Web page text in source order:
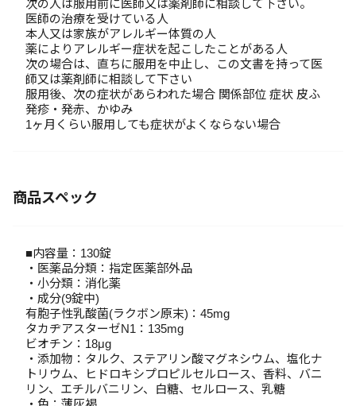
次の人は服用前に医師又は薬剤師に相談して下さい。
医師の治療を受けている人
本人又は家族がアレルギー体質の人
薬によりアレルギー症状を起こしたことがある人
次の場合は、直ちに服用を中止し、この文書を持って医
師又は薬剤師に相談して下さい
服用後、次の症状があらわれた場合 関係部位 症状 皮ふ
発疹・発赤、かゆみ
1ヶ月くらい服用しても症状がよくならない場合
商品スペック
■内容量：130錠
・医薬品分類：指定医薬部外品
・小分類：消化薬
・成分(9錠中)
有胞子性乳酸菌(ラクボン原末)：45mg
タカヂアスターゼN1：135mg
ビオチン：18μg
・添加物：タルク、ステアリン酸マグネシウム、塩化ナ
トリウム、ヒドロキシプロピルセルロース、香料、バニ
リン、エチルバニリン、白糖、セルロース、乳糖